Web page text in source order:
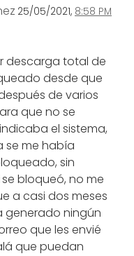
25/05/2021, 8:58 PM
descarga total de
desde que
de varios
que no se
el sistema,
se me había
sin
bloqueó, no me
a casi dos meses
generado ningún
que les envié
que puedan